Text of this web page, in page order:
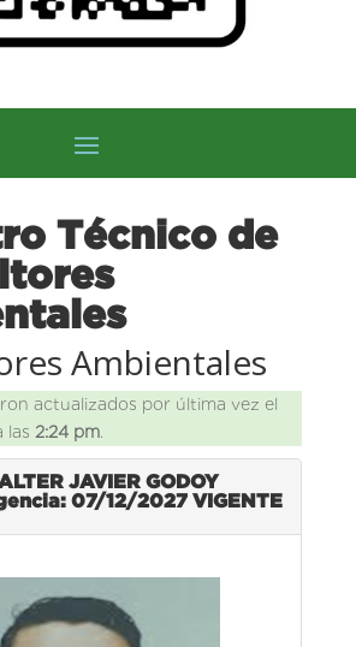
Técnico de
Ambientales
actualizados por última vez el
las 2:24 pm.
JAVIER GODOY
07/12/2027VIGENTE